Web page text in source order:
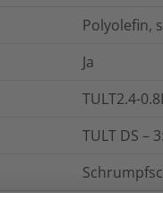
Polyolefin,
Ja
TULT2.4-
TULT DS –